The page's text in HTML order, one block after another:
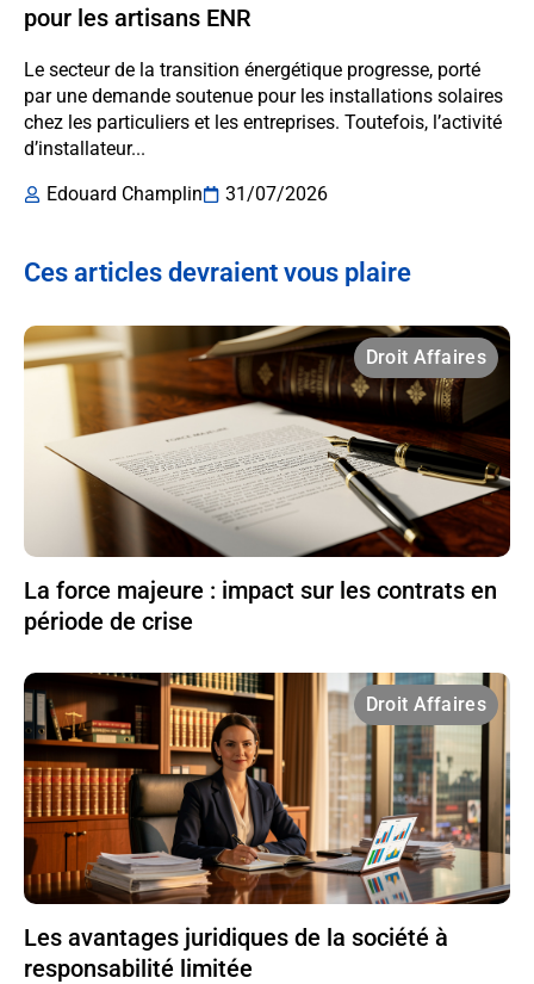
pour les artisans ENR
Le secteur de la transition énergétique progresse, porté
par une demande soutenue pour les installations solaires
chez les particuliers et les entreprises. Toutefois, l’activité
d’installateur...
Edouard Champlin
31/07/2026
Ces articles devraient vous plaire
Droit Affaires
La force majeure : impact sur les contrats en
période de crise
Droit Affaires
Les avantages juridiques de la société à
responsabilité limitée